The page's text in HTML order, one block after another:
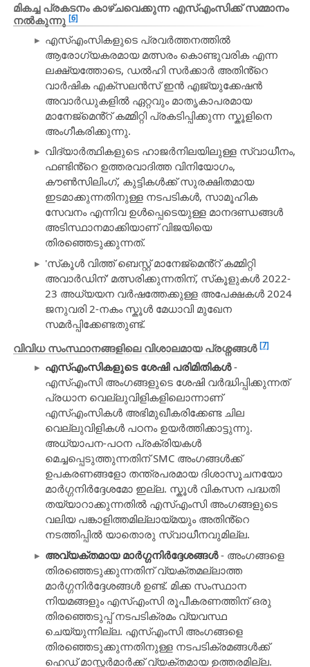
മികച്ച പ്രകടനം കാഴ്ചവെക്കുന്ന എസ്എംസിക്ക് സമ്മാനം
നൽകുന്നു [6]
എസ്എംസികളുടെ പ്രവർത്തനത്തിൽ
ആരോഗ്യകരമായ മത്സരം കൊണ്ടുവരിക എന്ന
ലക്ഷ്യത്തോടെ, ഡൽഹി സർക്കാർ അതിൻ്റെ
വാർഷിക എക്സലൻസ് ഇൻ എജ്യുക്കേഷൻ
അവാർഡുകളിൽ ഏറ്റവും മാതൃകാപരമായ
മാനേജ്മെൻ്റ് കമ്മിറ്റി പ്രകടിപ്പിക്കുന്ന സ്കൂളിനെ
അംഗീകരിക്കുന്നു.
വിദ്യാർത്ഥികളുടെ ഹാജർനിലയിലുള്ള സ്വാധീനം,
ഫണ്ടിൻ്റെ ഉത്തരവാദിത്ത വിനിയോഗം,
കൗൺസിലിംഗ്, കുട്ടികൾക്ക് സുരക്ഷിതമായ
ഇടമാക്കുന്നതിനുള്ള നടപടികൾ, സാമൂഹിക
സേവനം എന്നിവ ഉൾപ്പെടെയുള്ള മാനദണ്ഡങ്ങൾ
അടിസ്ഥാനമാക്കിയാണ് വിജയിയെ
തിരഞ്ഞെടുക്കുന്നത്.
'സ്‌കൂൾ വിത്ത് ബെസ്റ്റ് മാനേജ്‌മെൻ്റ് കമ്മിറ്റി
അവാർഡിന്' മത്സരിക്കുന്നതിന്, സ്‌കൂളുകൾ 2022-
23 അധ്യയന വർഷത്തേക്കുള്ള അപേക്ഷകൾ 2024
ജനുവരി 2-നകം സ്കൂൾ മേധാവി മുഖേന
സമർപ്പിക്കേണ്ടതുണ്ട്.
വിവിധ സംസ്ഥാനങ്ങളിലെ വിശാലമായ പ്രശ്നങ്ങൾ [7]
എസ്എംസികളുടെ ശേഷി പരിമിതികൾ-
എസ്എംസി അംഗങ്ങളുടെ ശേഷി വർദ്ധിപ്പിക്കുന്നത്
പ്രധാന വെല്ലുവിളികളിലൊന്നാണ്
എസ്എംസികൾ അഭിമുഖീകരിക്കേണ്ട ചില
വെല്ലുവിളികൾ പഠനം ഉയർത്തിക്കാട്ടുന്നു.
അധ്യാപന-പഠന പ്രക്രിയകൾ
മെച്ചപ്പെടുത്തുന്നതിന് SMC അംഗങ്ങൾക്ക്
ഉപകരണങ്ങളോ തന്ത്രപരമായ ദിശാസൂചനയോ
മാർഗ്ഗനിർദ്ദേശമോ ഇല്ല. സ്കൂൾ വികസന പദ്ധതി
തയ്യാറാക്കുന്നതിൽ എസ്എംസി അംഗങ്ങളുടെ
വലിയ പങ്കാളിത്തമില്ലായ്മയും അതിൻ്റെ
നടത്തിപ്പിൽ യാതൊരു സ്വാധീനവുമില്ല.
അവ്യക്തമായ മാർഗ്ഗനിർദ്ദേശങ്ങൾ- അംഗങ്ങളെ
തിരഞ്ഞെടുക്കുന്നതിന് വ്യക്തമല്ലാത്ത
മാർഗ്ഗനിർദ്ദേശങ്ങൾ ഉണ്ട്. മിക്ക സംസ്ഥാന
നിയമങ്ങളും എസ്എംസി രൂപീകരണത്തിന് ഒരു
തിരഞ്ഞെടുപ്പ് നടപടിക്രമം വ്യവസ്ഥ
ചെയ്യുന്നില്ല. എസ്എംസി അംഗങ്ങളെ
തിരഞ്ഞെടുക്കുന്നതിനുള്ള നടപടിക്രമങ്ങൾക്ക്
ഹെഡ് മാസ്റ്റർമാർക്ക് വ്യക്തമായ ഉത്തരമില്ല.